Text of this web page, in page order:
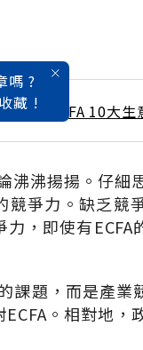
嗎 ?
藏 !
雜誌 ECFA 10大生
沸沸揚揚。仔
競爭力。缺乏競
，即使有
課題，而是產
。相對地，